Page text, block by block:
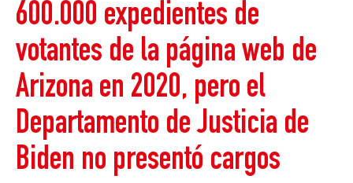
600.000 expedientes de
votantes de la página web de
Arizona en 2020, pero el
Departamento de Justicia de
Biden no presentó cargos